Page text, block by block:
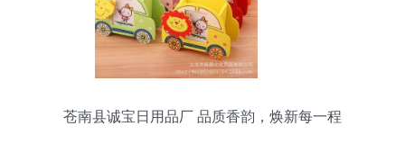
苍南县诚宝日用品厂 品质香韵，焕新每一程